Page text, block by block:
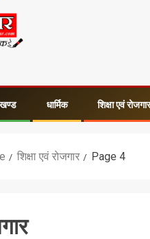
धार्मिक शिक्षा एवं रोजगार
शिक्षा एवं रोजगार Page 4